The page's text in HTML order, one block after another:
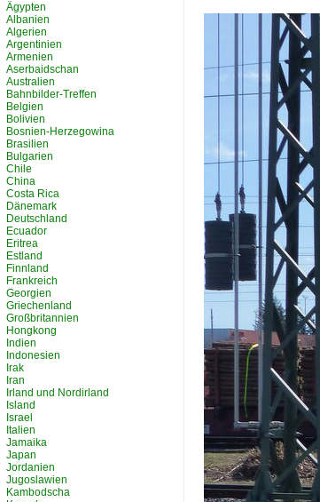
Ägypten
Albanien
Algerien
Argentinien
Armenien
Aserbaidschan
Australien
Bahnbilder-Treffen
Belgien
Bolivien
Bosnien-Herzegowina
Brasilien
Bulgarien
Chile
China
Costa Rica
Dänemark
Deutschland
Ecuador
Eritrea
Estland
Finnland
Frankreich
Georgien
Griechenland
Großbritannien
Hongkong
Indien
Indonesien
Irak
Iran
Irland und Nordirland
Island
Israel
Italien
Jamaika
Japan
Jordanien
Jugoslawien
Kambodscha